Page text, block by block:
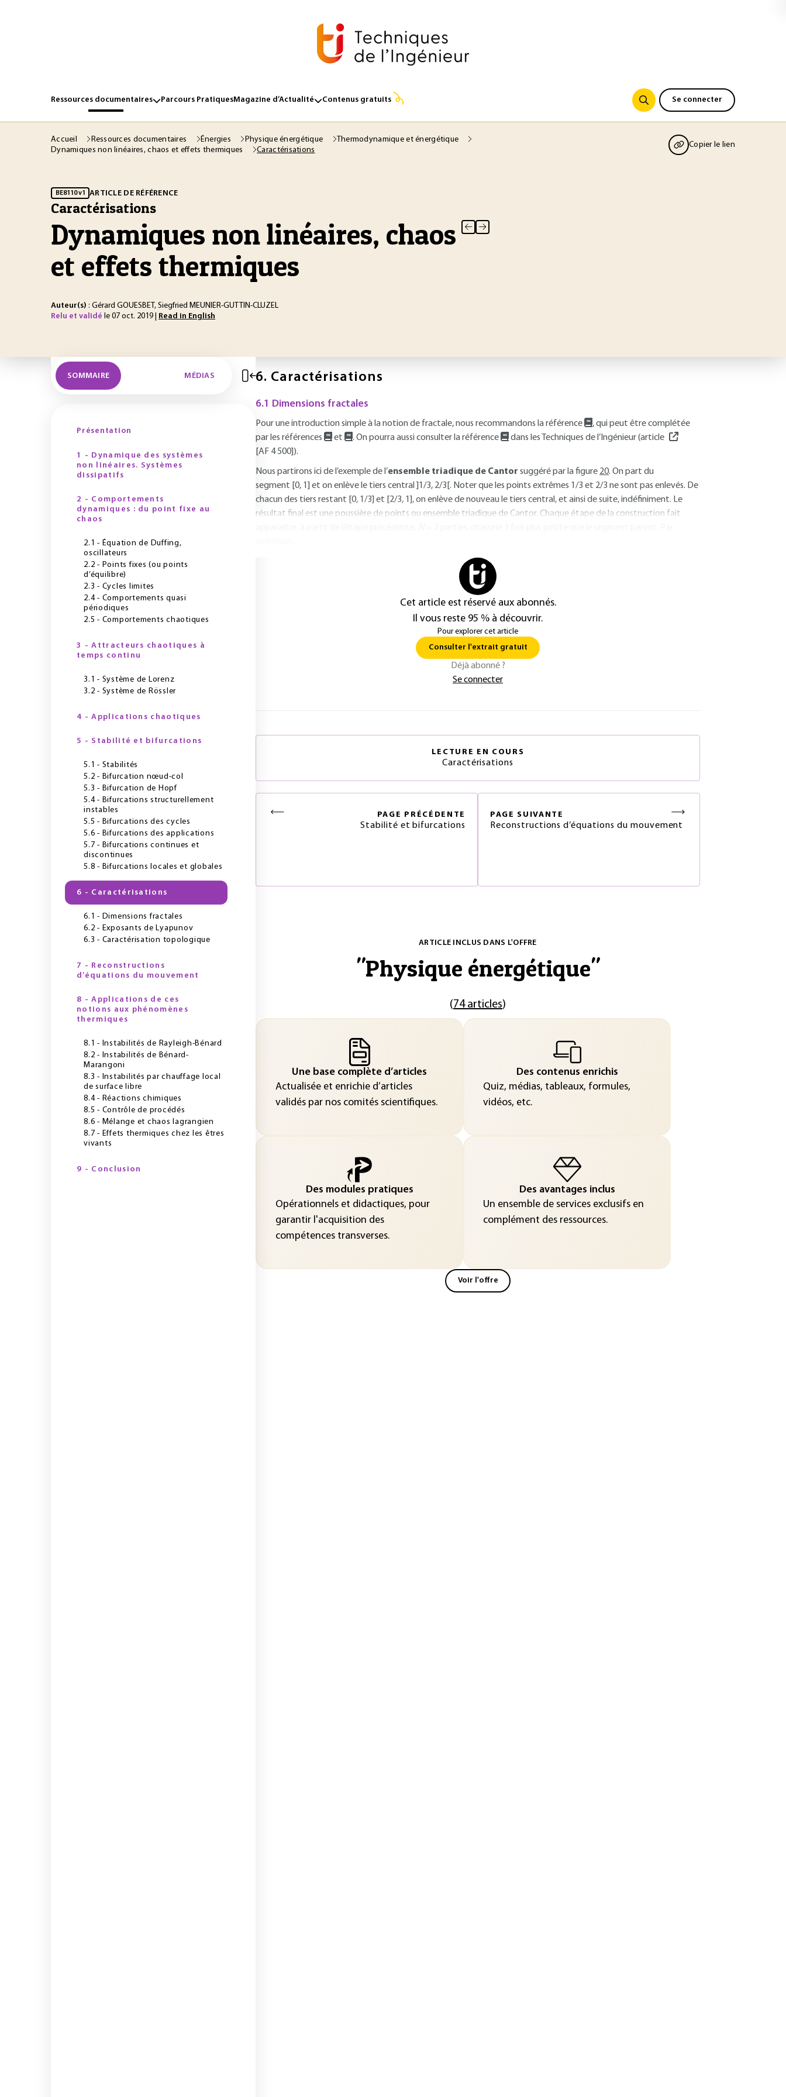
Ressources documentaires Parcours PratiquesMagazine d’Actualité Contenus gratuits Se connecter
Accueil Ressources documentaires Énergies Physique énergétique
Thermodynamique et énergétique
Dynamiques non linéaires, chaos et effets thermiques
Caractérisations
Copier le lien
BE8110 v1 ARTICLE DE RÉFÉRENCE
Caractérisations
Dynamiques non linéaires, chaos
et effets thermiques
Auteur(s) : Gérard GOUESBET, Siegfried MEUNIER-GUTTIN-CLUZEL
Relu et validé le 07 oct. 2019 | Read in English
SOMMAIRE MÉDIAS
Présentation
1 - Dynamique des systèmes
non linéaires. Systèmes
dissipatifs
2 - Comportements
dynamiques : du point fixe au
chaos
2.1 - Équation de Duffing,
oscillateurs
2.2 - Points fixes (ou points
d’équilibre)
2.3 - Cycles limites
2.4 - Comportements quasi
périodiques
2.5 - Comportements chaotiques
3 - Attracteurs chaotiques à
temps continu
3.1 - Système de Lorenz
3.2 - Système de Rössler
4 - Applications chaotiques
5 - Stabilité et bifurcations
5.1 - Stabilités
5.2 - Bifurcation nœud-col
5.3 - Bifurcation de Hopf
5.4 - Bifurcations structurellement
instables
5.5 - Bifurcations des cycles
5.6 - Bifurcations des applications
5.7 - Bifurcations continues et
discontinues
5.8 - Bifurcations locales et globales
6 - Caractérisations
6.1 - Dimensions fractales
6.2 - Exposants de Lyapunov
6.3 - Caractérisation topologique
7 - Reconstructions
d’équations du mouvement
8 - Applications de ces
notions aux phénomènes
thermiques
8.1 - Instabilités de Rayleigh-Bénard
8.2 - Instabilités de Bénard-
Marangoni
8.3 - Instabilités par chauffage local
de surface libre
8.4 - Réactions chimiques
8.5 - Contrôle de procédés
8.6 - Mélange et chaos lagrangien
8.7 - Effets thermiques chez les êtres
vivants
9 - Conclusion
6. Caractérisations
6.1 Dimensions fractales
Pour une introduction simple à la notion de fractale, nous recommandons la référence
, qui peut être complétée
par les références
et . On pourra aussi consulter la référence
dans les Techniques de l’Ingénieur (article
[AF 4 500]).
Nous partirons ici de l’exemple de l’ensemble triadique de Cantor suggéré par la figure 20. On part du
segment [0, 1] et on enlève le tiers central ]1/3, 2/3[. Noter que les points extrêmes 1/3 et 2/3 ne sont pas enlevés. De
chacun des tiers restant [0, 1/3] et [2/3, 1], on enlève de nouveau le tiers central, et ainsi de suite, indéfiniment. Le
résultat final est une poussière de points ou ensemble triadique de Cantor. Chaque étape de la construction fait
Cet article est réservé aux abonnés.
Il vous reste 95 % à découvrir.
Pour explorer cet article
Consulter l'extrait gratuit
Déjà abonné ?
Se connecter
LECTURE EN COURS
Caractérisations
PAGE PRÉCÉDENTE
Stabilité et bifurcations
PAGE SUIVANTE
Reconstructions d’équations du mouvement
ARTICLE INCLUS DANS L'OFFRE
"Physique énergétique"
(74 articles)
Une base complète d’articles
Actualisée et enrichie d’articles
validés par nos comités scientifiques.
Des contenus enrichis
Quiz, médias, tableaux, formules,
vidéos, etc.
Des modules pratiques
Opérationnels et didactiques, pour
garantir l'acquisition des
compétences transverses.
Des avantages inclus
Un ensemble de services exclusifs en
complément des ressources.
Voir l'offre